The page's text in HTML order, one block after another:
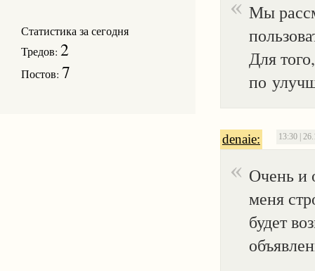
Статистика за сегодня
Тредов: 2
Постов: 7
Мы
Для
по
denaie: 13:30 |
Очень и
меня
будет